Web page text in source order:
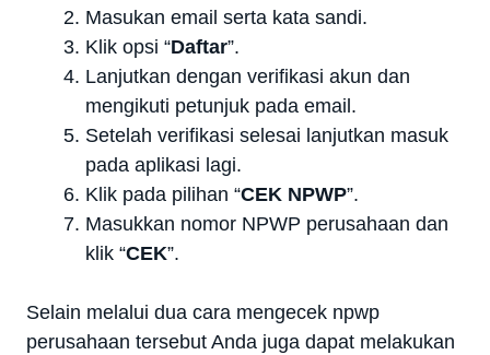
Masukan email serta kata sandi.
Klik opsi “Daftar”.
Lanjutkan dengan verifikasi akun dan
mengikuti petunjuk pada email.
Setelah verifikasi selesai lanjutkan masuk
pada aplikasi lagi.
Klik pada pilihan “CEK NPWP”.
Masukkan nomor NPWP perusahaan dan
klik “CEK”.
Selain melalui dua cara mengecek npwp
perusahaan tersebut Anda juga dapat melakukan